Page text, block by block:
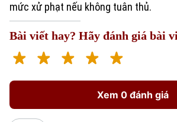
mức xử phạt nếu không tuân thủ.
Bài viết hay? Hãy đánh giá bài
Xem 0 đánh giá